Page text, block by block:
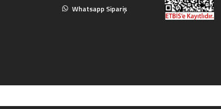
Whatsapp Sipariş